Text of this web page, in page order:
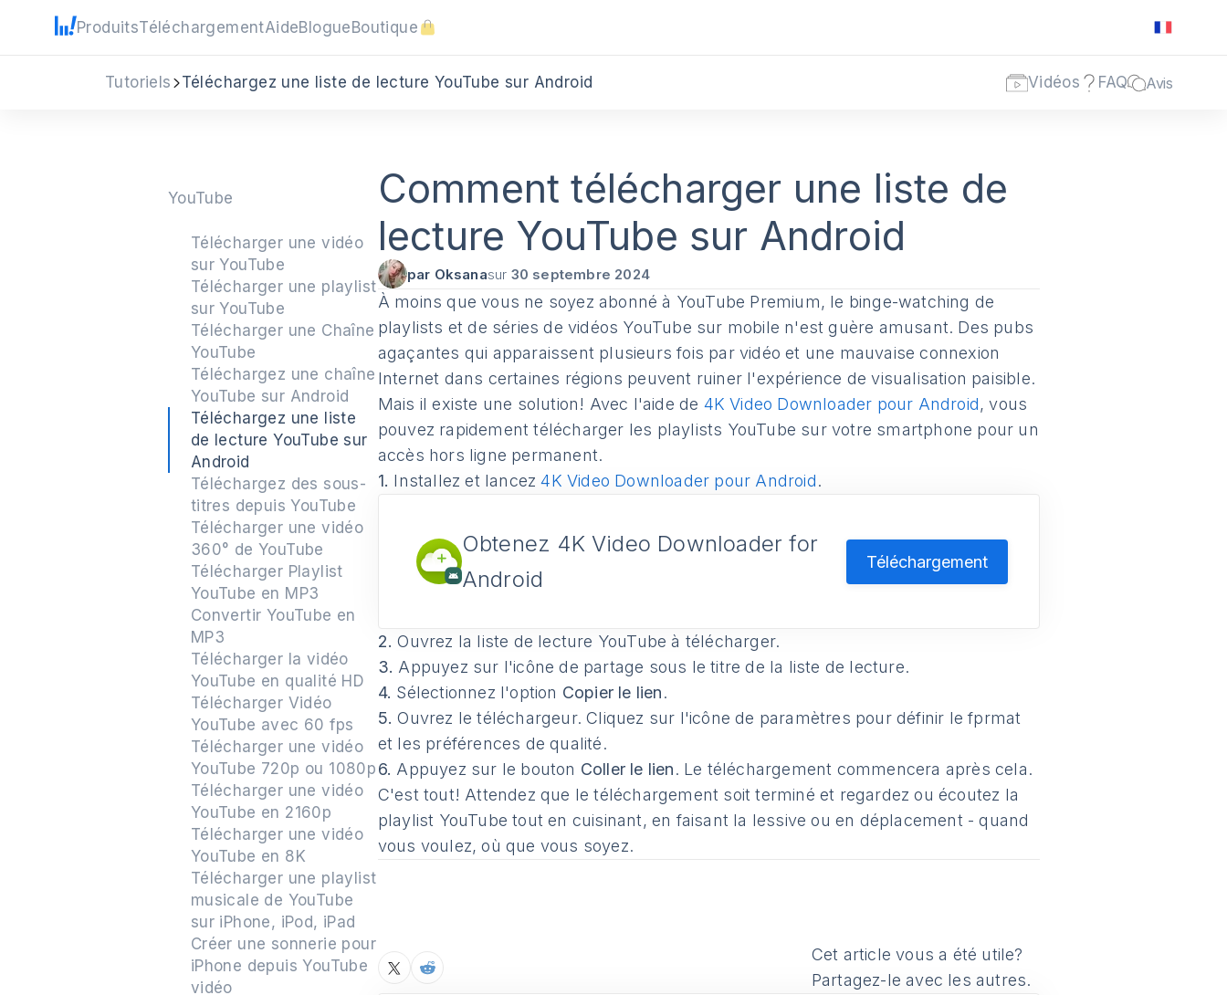
ProduitsTéléchargementAideBlogueBoutique
Tutoriels Téléchargez une liste de lecture YouTube sur Android Vidéos FAQ Avis
YouTube
Télécharger une vidéo
sur YouTube
Télécharger une playlist
sur YouTube
Télécharger une Chaîne
YouTube
Téléchargez une chaîne
YouTube sur Android
Téléchargez une liste
de lecture YouTube sur
Android
Téléchargez des sous-
titres depuis YouTube
Télécharger une vidéo
360° de YouTube
Télécharger Playlist
YouTube en MP3
Convertir YouTube en
MP3
Télécharger la vidéo
YouTube en qualité HD
Télécharger Vidéo
YouTube avec 60 fps
Télécharger une vidéo
YouTube 720p ou 1080p
Télécharger une vidéo
YouTube en 2160p
Télécharger une vidéo
YouTube en 8K
Télécharger une playlist
musicale de YouTube
sur iPhone, iPod, iPad
Créer une sonnerie pour
iPhone depuis YouTube
vidéo
Comment télécharger une liste de
lecture YouTube sur Android
par Oksanasur 30 septembre 2024
À moins que vous ne soyez abonné à YouTube Premium, le binge-watching de
playlists et de séries de vidéos YouTube sur mobile n'est guère amusant. Des pubs
agaçantes qui apparaissent plusieurs fois par vidéo et une mauvaise connexion
Internet dans certaines régions peuvent ruiner l'expérience de visualisation paisible.
Mais il existe une solution! Avec l'aide de 4K Video Downloader pour Android, vous
pouvez rapidement télécharger les playlists YouTube sur votre smartphone pour un
accès hors ligne permanent.
1. Installez et lancez4K Video Downloader pour Android.
Obtenez 4K Video Downloader for
Android
Téléchargement
2. Ouvrez la liste de lecture YouTube à télécharger.
3. Appuyez sur l'icône de partage sous le titre de la liste de lecture.
4. Sélectionnez l'option Copier le lien.
5. Ouvrez le téléchargeur. Cliquez sur l'icône de paramètres pour définir le fprmat
et les préférences de qualité.
6. Appuyez sur le bouton Coller le lien. Le téléchargement commencera après cela.
C'est tout! Attendez que le téléchargement soit terminé et regardez ou écoutez la
playlist YouTube tout en cuisinant, en faisant la lessive ou en déplacement - quand
vous voulez, où que vous soyez.
Cet article vous a été utile?
Partagez-le avec les autres.